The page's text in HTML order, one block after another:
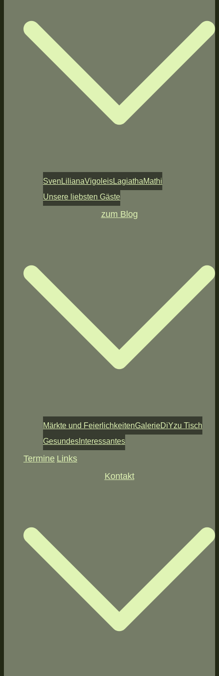
Sven LilianaVigoleisLagiathaMathi
Unsere liebsten Gäste
zum Blog
Märkte und FeierlichkeitenGalerieDiYzu Tisch
Gesundes Interessantes
Termine Links
Kontakt